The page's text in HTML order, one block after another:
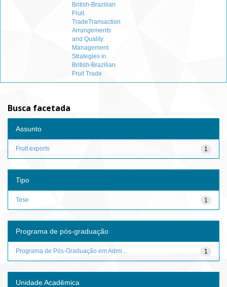
British-Brazilian
Fruit
TradeTransaction
Arrangements
and Quality
Management
Strategies in
British-Brazilian
Fruit Trade
Busca facetada
Assunto
1
Fruit exports
Tipo
1
Tese
Programa de pós-graduação
1
Programa de Pós-Graduação em Admi...
Unidade Acadêmica